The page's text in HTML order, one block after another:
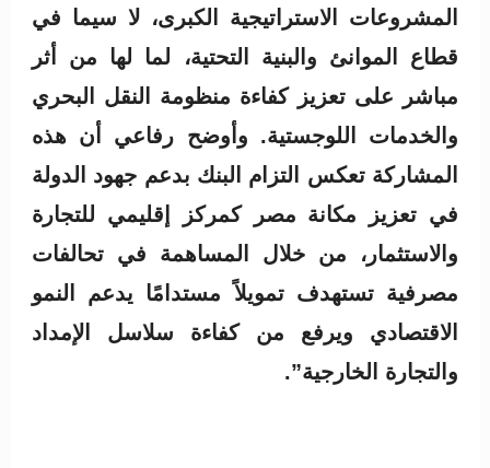
المشروعات الاستراتيجية الكبرى، لا سيما في
قطاع الموانئ والبنية التحتية، لما لها من أثر
مباشر على تعزيز كفاءة منظومة النقل البحري
والخدمات اللوجستية. وأوضح رفاعي أن هذه
المشاركة تعكس التزام البنك بدعم جهود الدولة
في تعزيز مكانة مصر كمركز إقليمي للتجارة
والاستثمار، من خلال المساهمة في تحالفات
مصرفية تستهدف تمويلاً مستدامًا يدعم النمو
الاقتصادي ويرفع من كفاءة سلاسل الإمداد
والتجارة الخارجية”.